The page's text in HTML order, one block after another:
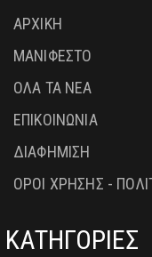
ΑΡΧΙΚΗ
ΜΑΝΙΦΕΣΤΟ
ΟΛΑ ΤΑ ΝΕΑ
ΕΠΙΚΟΙΝΩΝΙΑ
ΔΙΑΦΗΜΙΣΗ
ΟΡΟΙ ΧΡΗΣΗΣ -
ΚΑΤΗΓΟΡΙΕΣ